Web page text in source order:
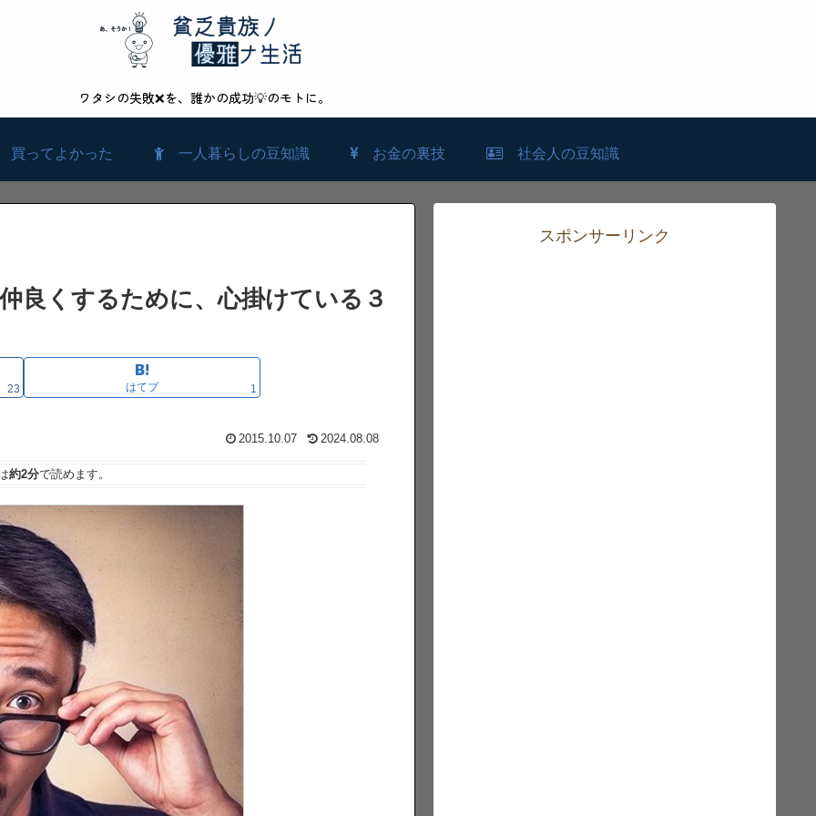
ワタシの失敗❌を、誰かの成功💡のモトに。
買ってよかった 一人暮らしの豆知識 お金の裏技 社会人の豆知識
良くするために、心掛けている３
23 はてブ 1
2015.10.07 2024.08.08
約2分で読めます。
スポンサーリンク